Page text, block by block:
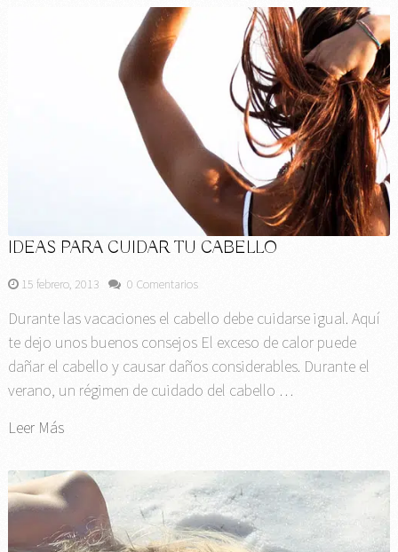
IDEAS PARA CUIDAR TU CABELLO
15 febrero, 2013 0 Comentarios
Durante las vacaciones el cabello debe cuidarse igual. Aquí
te dejo unos buenos consejos El exceso de calor puede
dañar el cabello y causar daños considerables. Durante el
verano, un régimen de cuidado del cabello …
Leer Más